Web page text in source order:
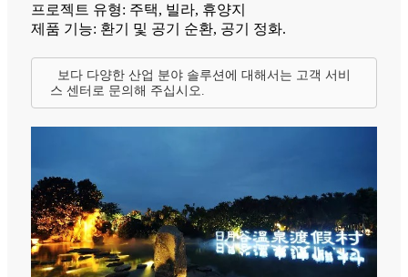
프로젝트 유형: 주택, 빌라, 휴양지
제품 기능: 환기 및 공기 순환, 공기 정화.
보다 다양한 산업 분야 솔루션에 대해서는 고객 서비
스 센터로 문의해 주십시오.